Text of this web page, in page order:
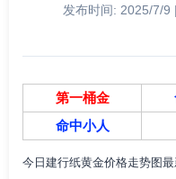
发布时间: 2025/7/9
第一桶金
命中小人
今日建行纸黄金价格走势图最